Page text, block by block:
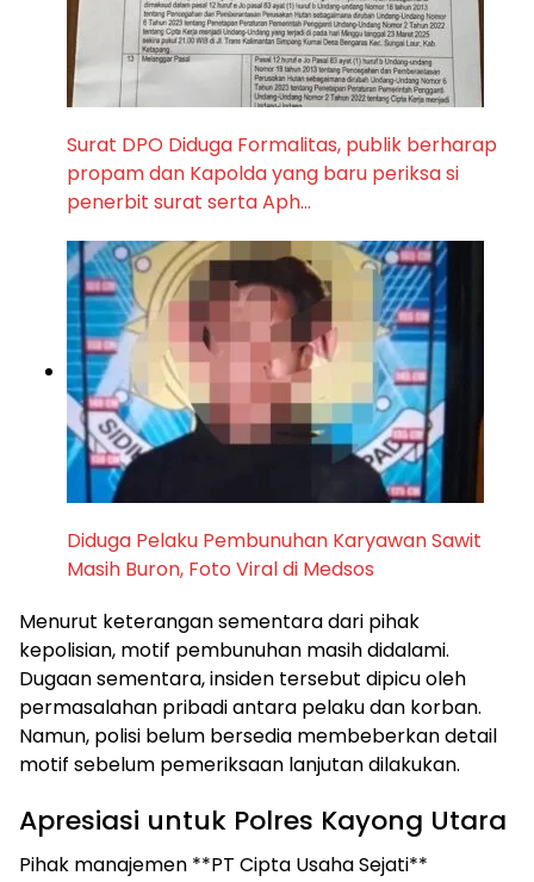
Surat DPO Diduga Formalitas, publik berharap
propam dan Kapolda yang baru periksa si
penerbit surat serta Aph…
Diduga Pelaku Pembunuhan Karyawan Sawit
Masih Buron, Foto Viral di Medsos
Menurut keterangan sementara dari pihak
kepolisian, motif pembunuhan masih didalami.
Dugaan sementara, insiden tersebut dipicu oleh
permasalahan pribadi antara pelaku dan korban.
Namun, polisi belum bersedia membeberkan detail
motif sebelum pemeriksaan lanjutan dilakukan.
Apresiasi untuk Polres Kayong Utara
Pihak manajemen **PT Cipta Usaha Sejati**